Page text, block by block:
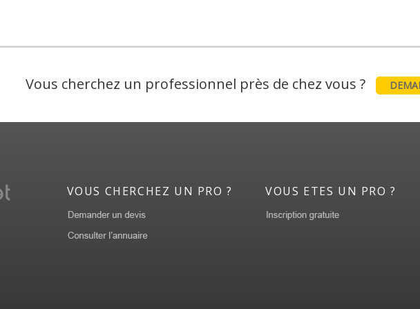
Vous cherchez un professionnel près de chez vous ?
VOUS CHERCHEZ UN PRO ? VOUS ETES UN PRO ?